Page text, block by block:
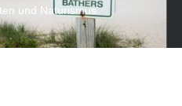
und Naturismus